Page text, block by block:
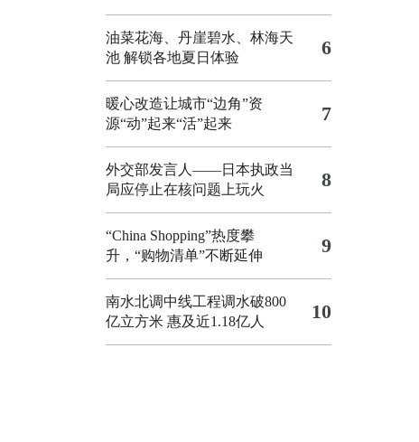
油菜花海、丹崖碧水、林海天
池 解锁各地夏日体验
6
暖心改造让城市“边角”资
源“动”起来“活”起来
7
外交部发言人——日本执政当
局应停止在核问题上玩火
8
“China Shopping”热度攀
升，“购物清单”不断延伸
9
南水北调中线工程调水破800
亿立方米 惠及近1.18亿人
10